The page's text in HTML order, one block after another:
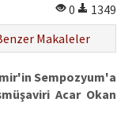
0
1349
Makaleler
Sempozyum'a
Acar Okan